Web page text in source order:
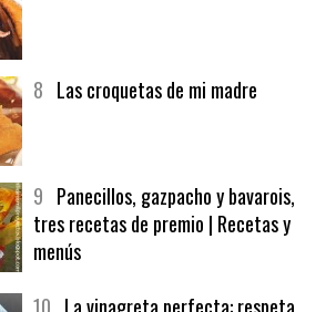
9Panecillos, gazpacho y bavarois,
tres recetas de premio | Recetas y
menús